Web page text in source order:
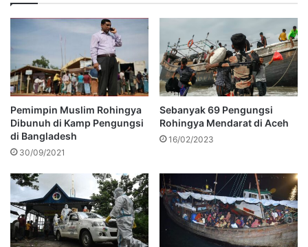
Pemimpin Muslim Rohingya
Dibunuh di Kamp Pengungsi
di Bangladesh
30/09/2021
Sebanyak 69 Pengungsi
Rohingya Mendarat di Aceh
16/02/2023